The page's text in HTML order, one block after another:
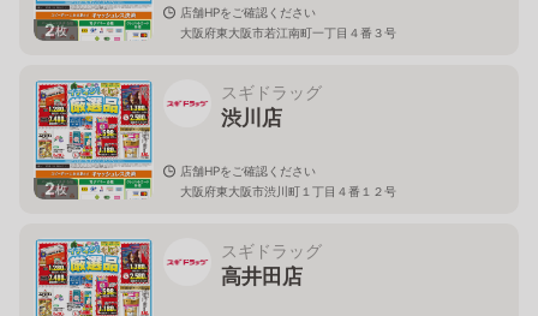
2枚
店舗HPをご確認ください
大阪府東大阪市若江南町一丁目４番３号
2枚
スギドラッグ
渋川店
店舗HPをご確認ください
大阪府東大阪市渋川町１丁目４番１２号
スギドラッグ
高井田店